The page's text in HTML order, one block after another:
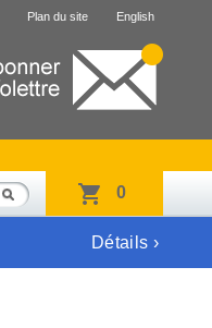
Plan du site English
0
Détails ›